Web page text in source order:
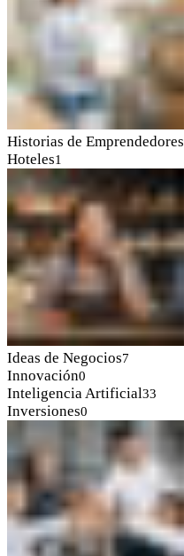
Historias de Emprendedores
Hoteles1
Ideas de Negocios7
Innovación0
Inteligencia Artificial33
Inversiones0